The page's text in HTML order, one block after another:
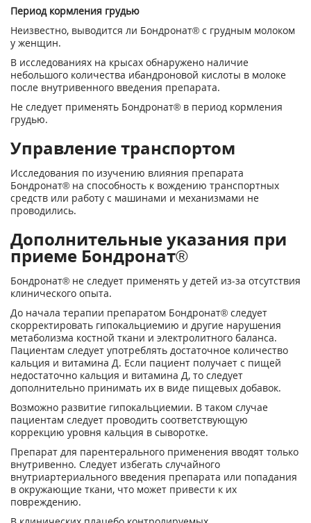
Период кормления грудью
Неизвестно, выводится ли Бондронат® с грудным молоком
у женщин.
В исследованиях на крысах обнаружено наличие
небольшого количества ибандроновой кислоты в молоке
после внутривенного введения препарата.
Не следует применять Бондронат® в период кормления
грудью.
Управление транспортом
Исследования по изучению влияния препарата
Бондронат® на способность к вождению транспортных
средств или работу с машинами и механизмами не
проводились.
Дополнительные указания при
приеме Бондронат®
Бондронат® не следует применять у детей из-за отсутствия
клинического опыта.
До начала терапии препаратом Бондронат® следует
скорректировать гипокальциемию и другие нарушения
метаболизма костной ткани и электролитного баланса.
Пациентам следует употреблять доста­точное количество
кальция и витамина Д. Если пациент получает с пищей
недоста­точно кальция и витамина Д, то следует
дополнительно принимать их в виде пи­щевых добавок.
Возможно развитие гипокальциемии. В таком случае
пациентам следует прово­дить соответствующую
коррекцию уров­ня кальция в сыворотке.
Препарат для парентерального примене­ния вводят только
внутривенно. Следует избегать случайного
внутриартериально­го введения препарата или попадания
в окружающие ткани, что может привести к их
повреждению.